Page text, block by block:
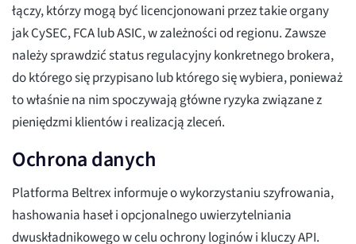
łączy, którzy mogą być licencjonowani przez takie organy
jak CySEC, FCA lub ASIC, w zależności od regionu. Zawsze
należy sprawdzić status regulacyjny konkretnego brokera,
do którego się przypisano lub którego się wybiera, ponieważ
to właśnie na nim spoczywają główne ryzyka związane z
pieniędzmi klientów i realizacją zleceń.
Ochrona danych
Platforma Beltrex informuje o wykorzystaniu szyfrowania,
hashowania haseł i opcjonalnego uwierzytelniania
dwuskładnikowego w celu ochrony loginów i kluczy API.